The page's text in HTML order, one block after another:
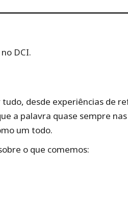
DCI.
desde experiências de
a palavra quase sempre
um todo.
o que comemos: